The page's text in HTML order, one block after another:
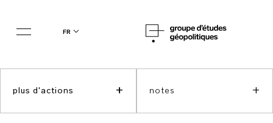
fr
plus d'actions + notes +